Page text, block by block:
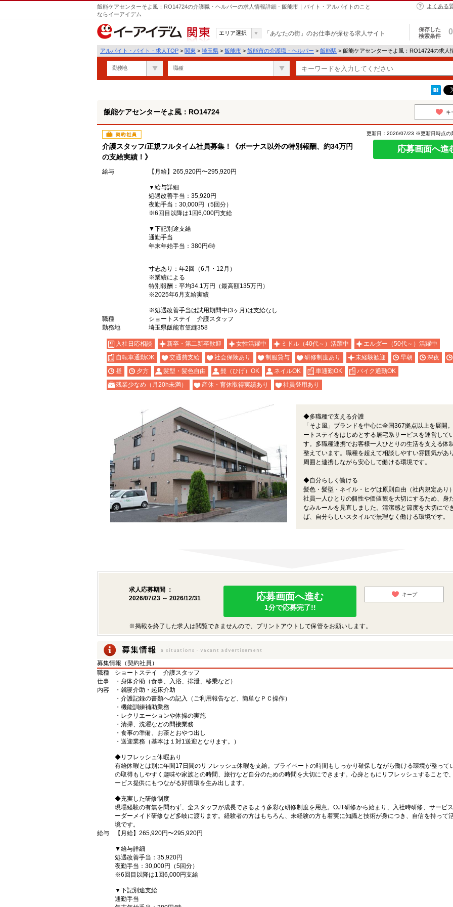
飯能ケアセンターそよ風：RO14724の介護職・ヘルパーの求人情報詳細 - 飯能市｜バイト・アルバイトのこと
ならイーアイデム
よくある
関東
エリア選択 「あなたの街」のお仕事が探せる求人サイト
保存した
検索条件
0
アルバイト・バイト・求人TOP > 関東 > 埼玉県 > 飯能市 > 飯能市の介護職・ヘルパー > 飯能駅 > 飯能ケアセンターそよ風：RO14724の求人
勤務地 職種
飯能ケアセンターそよ風：RO14724 キ
契約社員
介護スタッフ/正規フルタイム社員募集！《ボーナス以外の特別報酬、約34万円
の支給実績！》
更新日：2026/07/23 ※更新日時点の
応募画面へ進
給与 【月給】265,920円〜295,920円
▼給与詳細
処遇改善手当：35,920円
夜勤手当：30,000円（5回分）
※6回目以降は1回6,000円支給
▼下記別途支給
通勤手当
年末年始手当：380円/時
寸志あり：年2回（6月・12月）
※業績による
特別報酬：平均34.1万円（最高額135万円）
※2025年6月支給実績
※処遇改善手当は試用期間中(3ヶ月)は支給なし
職種
ショートステイ 介護スタッフ
勤務地
埼玉県飯能市笠縫358
入社日応相談 新卒・第二新卒歓迎 女性活躍中 ミドル（40代～）活躍中
エルダー（50代～）活躍中
自転車通勤OK
交通費支給 社会保険あり 制服貸与 研修制度あり 未経験歓迎 早朝 深夜
昼
夕方 髪型・髪色自由 髭（ひげ）OK ネイルOK 車通勤OK
バイク通勤OK
残業少なめ（月20h未満）
産休・育休取得実績あり 社員登用あり
◆多職種で支える介護
「そよ風」ブランドを中心に全国367拠点以上を展開
ートステイをはじめとする居宅系サービスを運営して
す。多職種連携でお客様一人ひとりの生活を支える体
整えています。職種を超えて相談しやすい雰囲気があり
周囲と連携しながら安心して働ける環境です。
◆自分らしく働ける
髪色・髪型・ネイル・ヒゲは原則自由（社内規定あり）
社員一人ひとりの個性や価値観を大切にするため、身
なみルールを見直しました。清潔感と節度を大切にで
ば、自分らしいスタイルで無理なく働ける環境です。
求人応募期間 ：
2026/07/23 ～ 2026/12/31
応募画面へ進む
1分で応募完了!!
キープ
※掲載を終了した求人は閲覧できませんので、プリントアウトして保管をお願いします。
募集情報（契約社員）
職種
ショートステイ 介護スタッフ
仕事
内容
・身体介助（食事、入浴、排泄、移乗など）
・就寝介助・起床介助
・介護記録の書類への記入（ご利用報告など、簡単なＰＣ操作）
・機能訓練補助業務
・レクリエーションや体操の実施
・清掃、洗濯などの間接業務
・食事の準備、お茶とおやつ出し
・送迎業務（基本は１対1送迎となります。）
◆リフレッシュ休暇あり
有給休暇とは別に年間17日間のリフレッシュ休暇を支給。プライベートの時間もしっかり確保しながら働ける環境が整って
の取得もしやすく趣味や家族との時間、旅行など自分のための時間を大切にできます。心身ともにリフレッシュすることで
ービス提供にもつながる好循環を生み出します。
◆充実した研修制度
現場経験の有無を問わず、全スタッフが成長できるよう多彩な研修制度を用意。OJT研修から始まり、入社時研修、サービ
ーダーメイド研修など多岐に渡ります。経験者の方はもちろん、未経験の方も着実に知識と技術が身につき、自信を持って
境です。
給与
【月給】265,920円〜295,920円
▼給与詳細
処遇改善手当：35,920円
夜勤手当：30,000円（5回分）
※6回目以降は1回6,000円支給
▼下記別途支給
通勤手当